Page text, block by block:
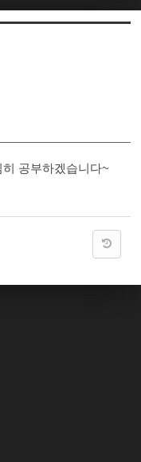
공부하겠습니다~
5